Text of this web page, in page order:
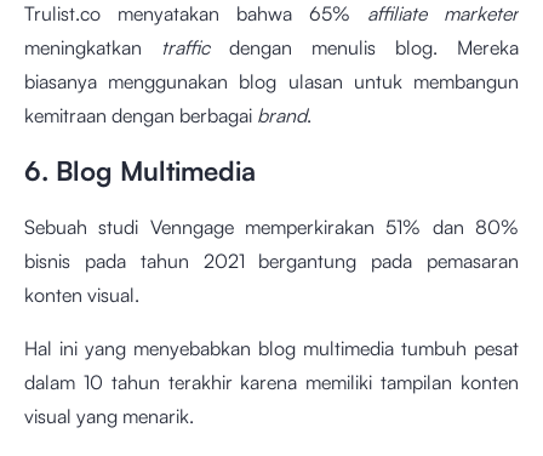
Trulist.co menyatakan bahwa 65% affiliate marketer
meningkatkan trafficdengan menulis blog. Mereka
biasanya menggunakan blog ulasan untuk membangun
kemitraan dengan berbagai brand.
6. Blog Multimedia
Sebuah studi Venngage memperkirakan 51% dan 80%
bisnis pada tahun 2021 bergantung pada pemasaran
konten visual.
Hal ini yang menyebabkan blog multimedia tumbuh pesat
dalam 10 tahun terakhir karena memiliki tampilan konten
visual yang menarik.